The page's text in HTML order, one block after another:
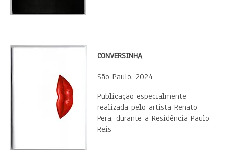
CONVERSINHA
São Paulo, 2024
Publicação especialmente
realizada pelo artista Renato
Pera, durante a Residência Paulo
Reis